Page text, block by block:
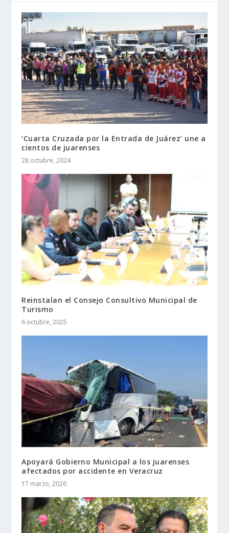
‘Cuarta Cruzada por la Entrada de Juárez’ une a
cientos de juarenses
28 octubre, 2024
Reinstalan el Consejo Consultivo Municipal de
Turismo
6 octubre, 2025
Apoyará Gobierno Municipal a los juarenses
afectados por accidente en Veracruz
17 marzo, 2026